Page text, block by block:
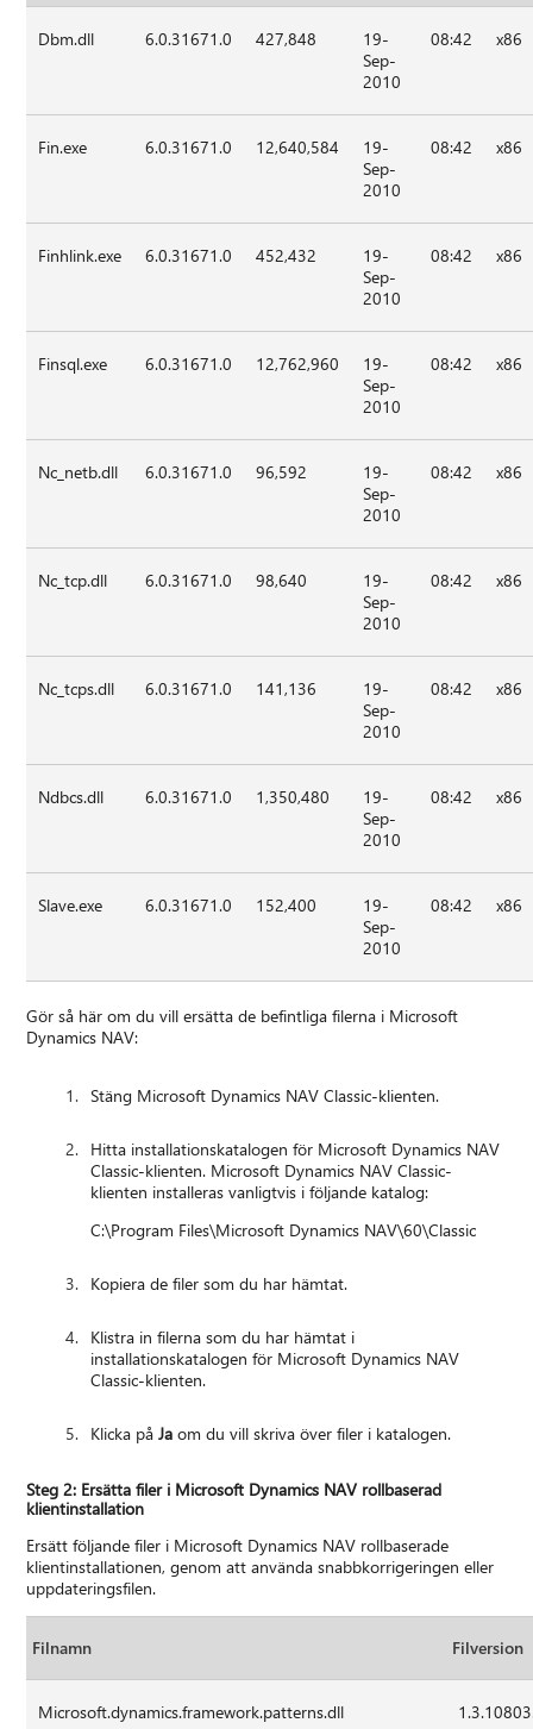
Dbm.dll 6.0.31671.0 427,848
19-
Sep-
2010
08:42 x86
Fin.exe 6.0.31671.0 12,640,584
19-
Sep-
2010
08:42 x86
Finhlink.exe 6.0.31671.0 452,432
19-
Sep-
2010
08:42 x86
Finsql.exe 6.0.31671.0 12,762,960
19-
Sep-
2010
08:42 x86
Nc_netb.dll 6.0.31671.0 96,592
19-
Sep-
2010
08:42 x86
Nc_tcp.dll 6.0.31671.0 98,640
19-
Sep-
2010
08:42 x86
Nc_tcps.dll 6.0.31671.0 141,136
19-
Sep-
2010
08:42 x86
Ndbcs.dll 6.0.31671.0 1,350,480
19-
Sep-
2010
08:42 x86
Slave.exe 6.0.31671.0 152,400
19-
Sep-
2010
08:42 x86
Gör så här om du vill ersätta de befintliga filerna i Microsoft
Dynamics NAV:
Stäng Microsoft Dynamics NAV Classic-klienten.
Hitta installationskatalogen för Microsoft Dynamics NAV
Classic-klienten. Microsoft Dynamics NAV Classic-
klienten installeras vanligtvis i följande katalog:
C:\Program Files\Microsoft Dynamics NAV\60\Classic
Kopiera de filer som du har hämtat.
Klistra in filerna som du har hämtat i
installationskatalogen för Microsoft Dynamics NAV
Classic-klienten.
Klicka påJa om du vill skriva över filer i katalogen.
Steg 2: Ersätta filer i Microsoft Dynamics NAV rollbaserad
klientinstallation
Ersätt följande filer i Microsoft Dynamics NAV rollbaserade
klientinstallationen, genom att använda snabbkorrigeringen eller
uppdateringsfilen.
Filnamn Filversion
Microsoft.dynamics.framework.patterns.dll